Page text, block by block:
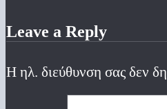
Leave a Reply
Η ηλ. διεύθυνση σας δεν